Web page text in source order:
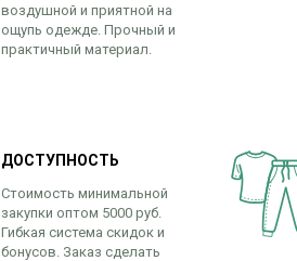
воздушной и приятной на
ощупь одежде. Прочный и
практичный материал.
ДОСТУПНОСТЬ
Стоимость минимальной
закупки оптом 5000 руб.
Гибкая система скидок и
бонусов. Заказ сделать